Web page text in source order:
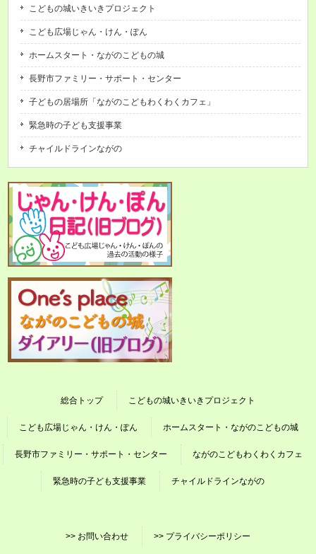
こどもの城いきいきプロジェクト
こども広場じゃん・けん・ぽん
ホームスタート・ながのこどもの城
長野市ファミリー・サポート・センター
子どもの居場所「ながのこどもわくわくカフェ」
緊急時の子ども支援事業
チャイルドラインながの
総合トップ こどもの城いきいきプロジェクト
こども広場じゃん・けん・ぽん ホームスタート・ながのこどもの城
長野市ファミリー・サポート・センター ながのこどもわくわくカフェ
緊急時の子ども支援事業 チャイルドラインながの
>> お問い合わせ >> プライバシーポリシー